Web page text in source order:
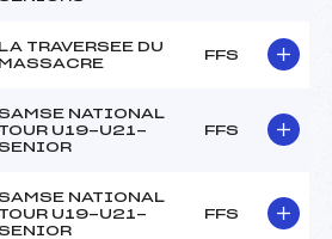
LA TRAVERSEE DU
MASSACRE
FFS
NATIONAL
TOUR U19-U21-
FFS
NATIONAL
TOUR U19-U21-
FFS